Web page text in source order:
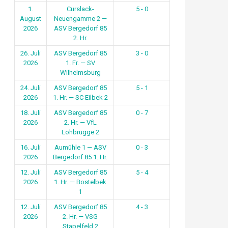
1.
August
2026
Curslack-
Neuengamme 2 —
ASV Bergedorf 85
2. Hr.
5 - 0
26. Juli
2026
ASV Bergedorf 85
1. Fr. — SV
Wilhelmsburg
3 - 0
24. Juli
2026
ASV Bergedorf 85
1. Hr. — SC Eilbek 2
5 - 1
18. Juli
2026
ASV Bergedorf 85
2. Hr. — VfL
Lohbrügge 2
0 - 7
16. Juli
2026
Aumühle 1 — ASV
Bergedorf 85 1. Hr.
0 - 3
12. Juli
2026
ASV Bergedorf 85
1. Hr. — Bostelbek
1
5 - 4
12. Juli
2026
ASV Bergedorf 85
2. Hr. — VSG
Stapelfeld 2
4 - 3